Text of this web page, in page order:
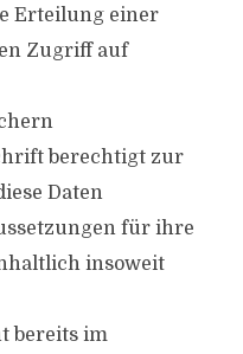
Erteilung einer
Zugriff auf
berechtigt zur
Daten
für ihre
insoweit
bereits im